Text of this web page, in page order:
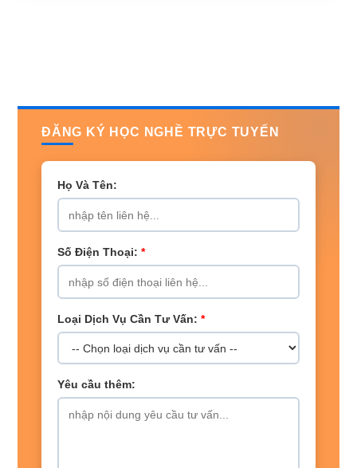
ĐĂNG KÝ HỌC NGHỀ TRỰC TUYẾN
Họ Và Tên:
Số Điện Thoại: *
Loại Dịch Vụ Cần Tư Vấn: *
Yêu cầu thêm: